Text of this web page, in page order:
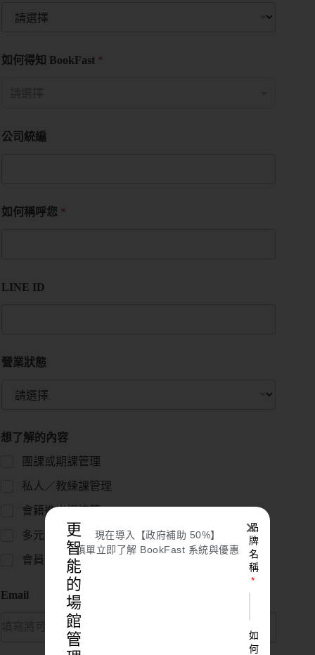
如何得知 BookFast *
公司統編
如何稱呼您 *
LINE ID
營業狀態
想了解的內容
團課或期課管理
私人／教練課管理
會籍進出場控管
多元金流
會員系統
Email
更
智
能
的
場
館
管
現在導入【政府補助 50%】
填單立即了解 BookFast 系統與優惠
品
牌
名
稱
如
何
✕